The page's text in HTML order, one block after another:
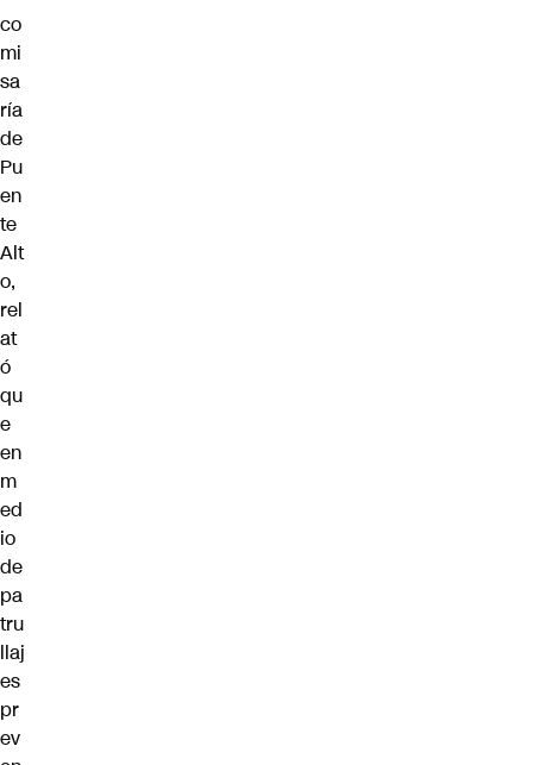
co
mi
sa
ría
de
Pu
en
te
Alt
o,
rel
at
ó
qu
e
en
m
ed
io
de
pa
tru
llaj
es
pr
ev